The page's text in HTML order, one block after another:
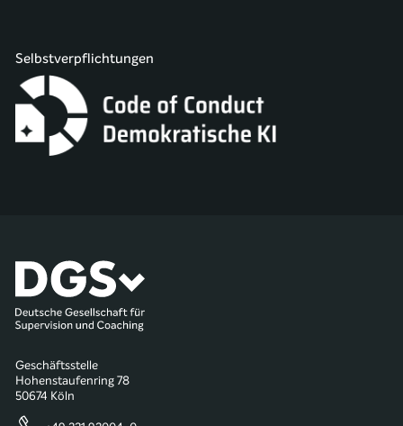
Selbstverpflichtungen
Geschäftsstelle
Hohenstaufenring 78
50674 Köln